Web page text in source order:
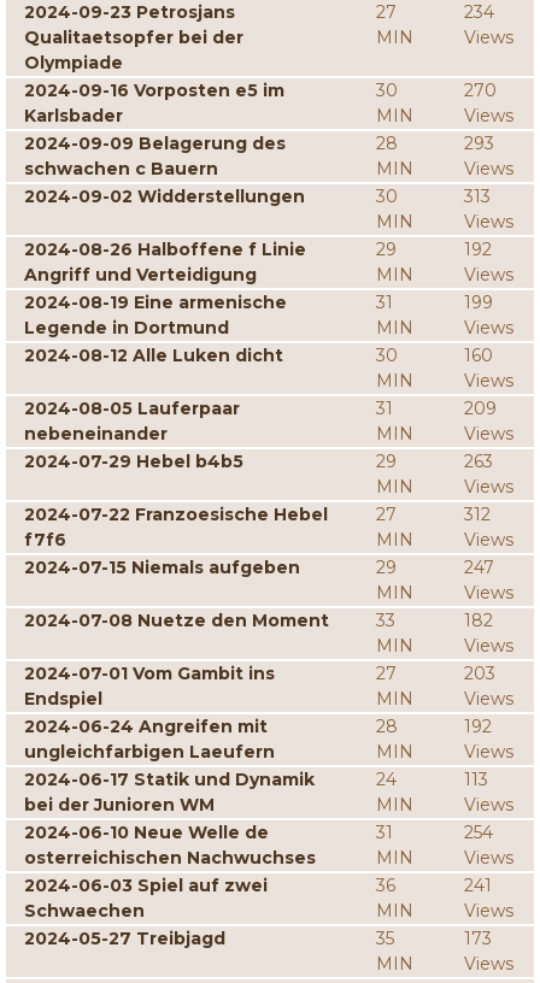
2024-09-23 Petrosjans
Qualitaetsopfer bei der
Olympiade
27
MIN
234
Views
2024-09-16 Vorposten e5 im
Karlsbader
30
MIN
270
Views
2024-09-09 Belagerung des
schwachen c Bauern
28
MIN
293
Views
2024-09-02 Widderstellungen
30
MIN
313
Views
2024-08-26 Halboffene f Linie
Angriff und Verteidigung
29
MIN
192
Views
2024-08-19 Eine armenische
Legende in Dortmund
31
MIN
199
Views
2024-08-12 Alle Luken dicht
30
MIN
160
Views
2024-08-05 Lauferpaar
nebeneinander
31
MIN
209
Views
2024-07-29 Hebel b4b5
29
MIN
263
Views
2024-07-22 Franzoesische Hebel
f7f6
27
MIN
312
Views
2024-07-15 Niemals aufgeben
29
MIN
247
Views
2024-07-08 Nuetze den Moment
33
MIN
182
Views
2024-07-01 Vom Gambit ins
Endspiel
27
MIN
203
Views
2024-06-24 Angreifen mit
ungleichfarbigen Laeufern
28
MIN
192
Views
2024-06-17 Statik und Dynamik
bei der Junioren WM
24
MIN
113
Views
2024-06-10 Neue Welle de
osterreichischen Nachwuchses
31
MIN
254
Views
2024-06-03 Spiel auf zwei
Schwaechen
36
MIN
241
Views
2024-05-27 Treibjagd
35
MIN
173
Views